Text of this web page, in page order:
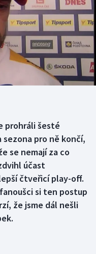
prohráli šesté
sezona pro ně končí,
se nemají za co
účast
čtveřicí play-off.
si ten postup
že jsme dál nešli